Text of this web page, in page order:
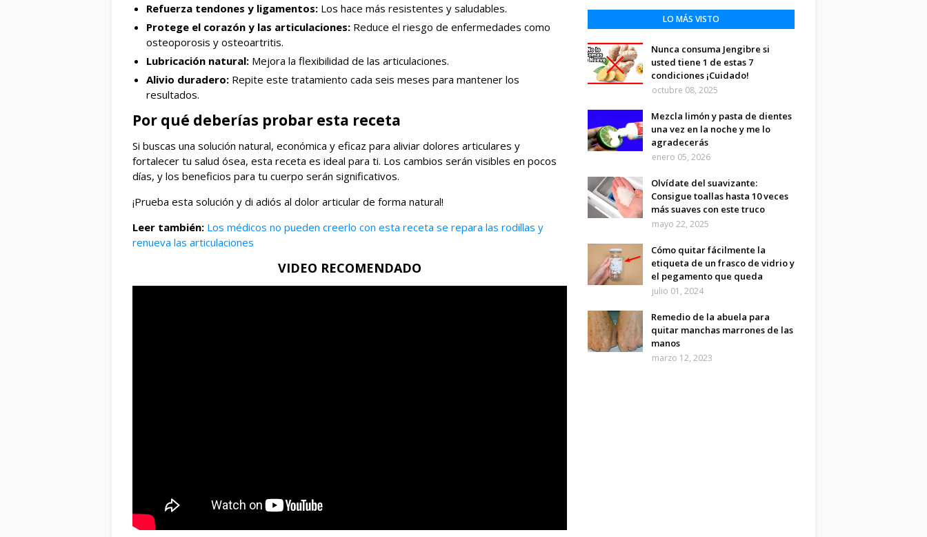
Refuerza tendones y ligamentos: Los hace más resistentes y saludables.
Protege el corazón y las articulaciones: Reduce el riesgo de enfermedades como
osteoporosis y osteoartritis.
Lubricación natural: Mejora la flexibilidad de las articulaciones.
Alivio duradero: Repite este tratamiento cada seis meses para mantener los
resultados.
Por qué deberías probar esta receta
Si buscas una solución natural, económica y eficaz para aliviar dolores articulares y
fortalecer tu salud ósea, esta receta es ideal para ti. Los cambios serán visibles en pocos
días, y los beneficios para tu cuerpo serán significativos.
¡Prueba esta solución y di adiós al dolor articular de forma natural!
Leer también: Los médicos no pueden creerlo con esta receta se repara las rodillas y
renueva las articulaciones
VIDEO RECOMENDADO
LO MÁS VISTO
Nunca consuma Jengibre si
usted tiene 1 de estas 7
condiciones ¡Cuidado!
octubre 08, 2025
Mezcla limón y pasta de dientes
una vez en la noche y me lo
agradecerás
enero 05, 2026
Olvídate del suavizante:
Consigue toallas hasta 10 veces
más suaves con este truco
mayo 22, 2025
Cómo quitar fácilmente la
etiqueta de un frasco de vidrio y
el pegamento que queda
julio 01, 2024
Remedio de la abuela para
quitar manchas marrones de las
manos
marzo 12, 2023